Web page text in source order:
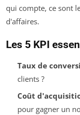
qui compte, ce sont
d'affaires.
Les 5 KPI
Taux de
clients ?
Coût
pour gagner un